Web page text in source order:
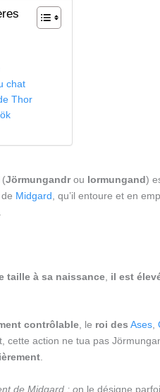
chat
Thor
(Jörmungandrou Iormungand)
Midgard, qu’il entoure et en
.
taille à sa naissance il est
contrôlable , le roi des Ases
cette action ne tua pas
de Midgard ; on le désigne